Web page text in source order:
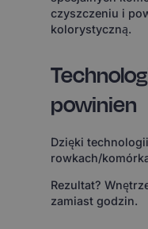
czyszczeniu i
kolorystyczną.
powinien
Dzięki
rowkach/
Rezultat?
zamiast godzin.